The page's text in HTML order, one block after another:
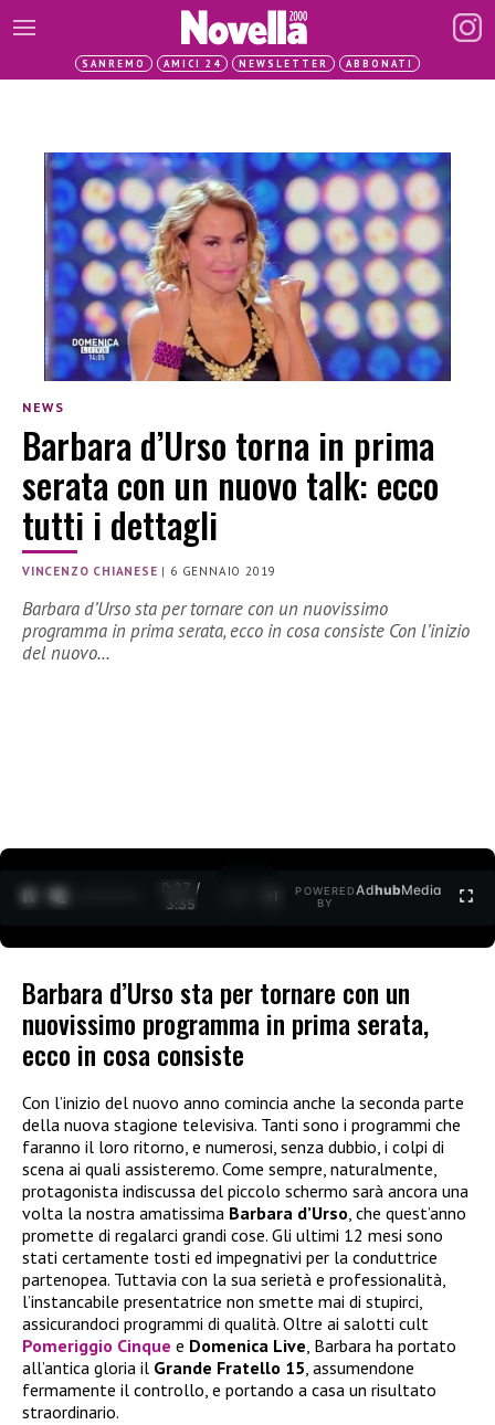
SANREMO AMICI 24 NEWSLETTER ABBONATI
NEWS
Barbara d’Urso torna in prima
serata con un nuovo talk: ecco
tutti i dettagli
VINCENZO CHIANESE | 6 GENNAIO 2019
Barbara d’Urso sta per tornare con un nuovissimo
programma in prima serata, ecco in cosa consiste Con l’inizio
del nuovo…
0:27 /
3:35
POWERED
BY
AdhubMedia
Barbara d’Urso sta per tornare con un
nuovissimo programma in prima serata,
ecco in cosa consiste
Con l’inizio del nuovo anno comincia anche la seconda parte
della nuova stagione televisiva. Tanti sono i programmi che
faranno il loro ritorno, e numerosi, senza dubbio, i colpi di
scena ai quali assisteremo. Come sempre, naturalmente,
protagonista indiscussa del piccolo schermo sarà ancora una
volta la nostra amatissima Barbara d’Urso, che quest’anno
promette di regalarci grandi cose. Gli ultimi 12 mesi sono
stati certamente tosti ed impegnativi per la conduttrice
partenopea. Tuttavia con la sua serietà e professionalità,
l’instancabile presentatrice non smette mai di stupirci,
assicurandoci programmi di qualità. Oltre ai salotti cult
Pomeriggio Cinque e Domenica Live, Barbara ha portato
all’antica gloria il Grande Fratello 15, assumendone
fermamente il controllo, e portando a casa un risultato
straordinario.